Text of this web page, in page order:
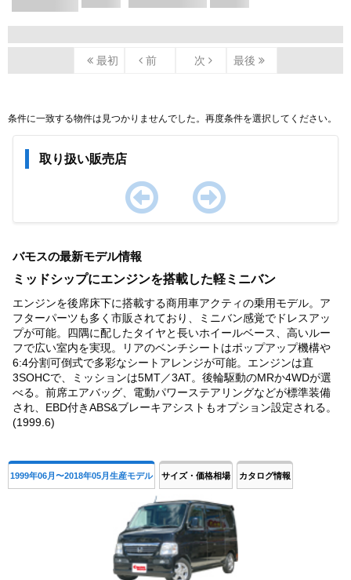
最初 前 次 最後
条件に一致する物件は見つかりませんでした。再度条件を選択してください。
取り扱い販売店
of
バモスの最新モデル情報
ミッドシップにエンジンを搭載した軽ミニバン
エンジンを後席床下に搭載する商用車アクティの乗用モデル。ア
フターパーツも多く市販されており、ミニバン感覚でドレスアッ
プが可能。四隅に配したタイヤと長いホイールベース、高いルー
フで広い室内を実現。リアのベンチシートはポップアップ機構や
6:4分割可倒式で多彩なシートアレンジが可能。エンジンは直
3SOHCで、ミッションは5MT／3AT。後輪駆動のMRか4WDが選
べる。前席エアバッグ、電動パワーステアリングなどが標準装備
され、EBD付きABS&ブレーキアシストもオプション設定される。
(1999.6)
1999年06月〜2018年05月生産モデル サイズ・価格相場 カタログ情報